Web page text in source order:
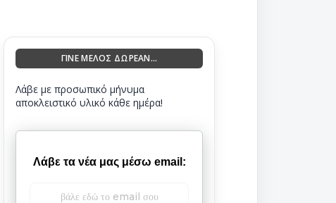
ΓΙΝΕ ΜΕΛΟΣ ΔΩΡΕΑΝ...
Λάβε με προσωπικό μήνυμα
αποκλειστικό υλικό κάθε ημέρα!
Λάβε τα νέα μας μέσω email: